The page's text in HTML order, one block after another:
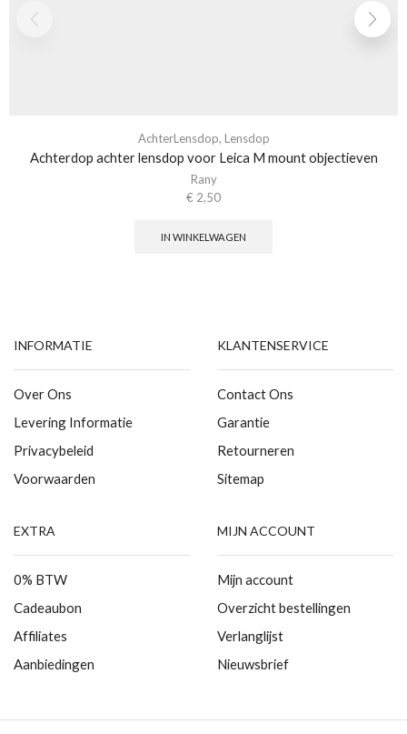
AchterLensdop, Lensdop
Achterdop achter lensdop voor Leica M mount objectieven
Rany
€ 2,50
IN WINKELWAGEN
INFORMATIE
Over Ons
Levering Informatie
Privacybeleid
Voorwaarden
KLANTENSERVICE
Contact Ons
Garantie
Retourneren
Sitemap
EXTRA
0% BTW
Cadeaubon
Affiliates
Aanbiedingen
MIJN ACCOUNT
Mijn account
Overzicht bestellingen
Verlanglijst
Nieuwsbrief